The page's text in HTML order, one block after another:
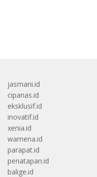
jasmani.id
cipanas.id
eksklusif.id
inovatif.id
xenia.id
wamena.id
parapat.id
penatapan.id
balige.id